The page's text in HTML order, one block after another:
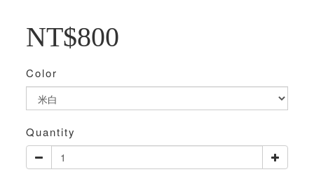
NT$800
Color
Quantity